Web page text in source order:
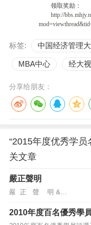
领取奖励：
http://
标签: 中国经济管理
MBA中心 经大
分享给朋友：
“2015年度优秀学员
关文章
嚴正聲明
嚴 正 聲 明 &…
2010年度百名優秀學